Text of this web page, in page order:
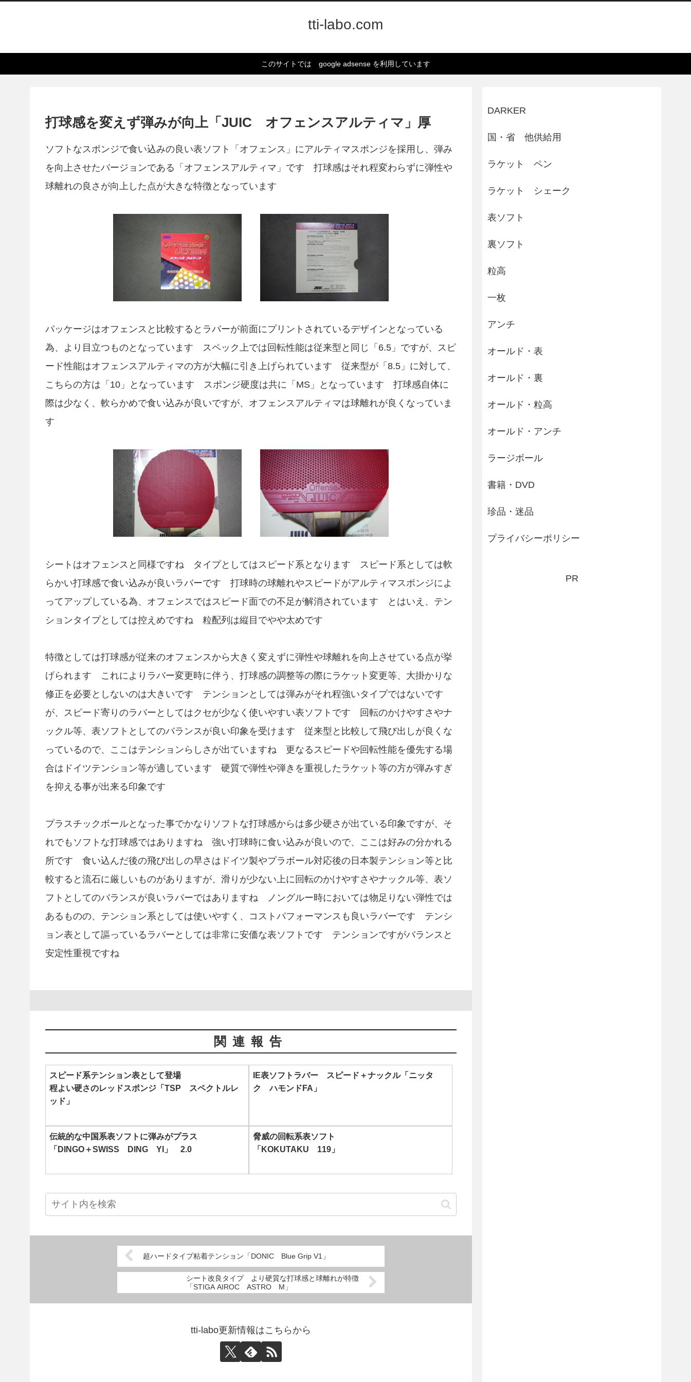
tti-labo.com
このサイトでは google adsense を利用しています
打球感を変えず弾みが向上「JUIC オフェンスアルティマ」厚
ソフトなスポンジで食い込みの良い表ソフト「オフェンス」にアルティマスポンジを採用し、弾み
を向上させたバージョンである「オフェンスアルティマ」です 打球感はそれ程変わらずに弾性や
球離れの良さが向上した点が大きな特徴となっています
パッケージはオフェンスと比較するとラバーが前面にプリントされているデザインとなっている
為、より目立つものとなっています スペック上では回転性能は従来型と同じ「6.5」ですが、スピ
ード性能はオフェンスアルティマの方が大幅に引き上げられています 従来型が「8.5」に対して、
こちらの方は「10」となっています スポンジ硬度は共に「MS」となっています 打球感自体に
際は少なく、軟らかめで食い込みが良いですが、オフェンスアルティマは球離れが良くなっていま
す
シートはオフェンスと同様ですね タイプとしてはスピード系となります スピード系としては軟
らかい打球感で食い込みが良いラバーです 打球時の球離れやスピードがアルティマスポンジによ
ってアップしている為、オフェンスではスピード面での不足が解消されています とはいえ、テン
ションタイプとしては控えめですね 粒配列は縦目でやや太めです
特徴としては打球感が従来のオフェンスから大きく変えずに弾性や球離れを向上させている点が挙
げられます これによりラバー変更時に伴う、打球感の調整等の際にラケット変更等、大掛かりな
修正を必要としないのは大きいです テンションとしては弾みがそれ程強いタイプではないです
が、スピード寄りのラバーとしてはクセが少なく使いやすい表ソフトです 回転のかけやすさやナ
ックル等、表ソフトとしてのバランスが良い印象を受けます 従来型と比較して飛び出しが良くな
っているので、ここはテンションらしさが出ていますね 更なるスピードや回転性能を優先する場
合はドイツテンション等が適しています 硬質で弾性や弾きを重視したラケット等の方が弾みすぎ
を抑える事が出来る印象です
プラスチックボールとなった事でかなりソフトな打球感からは多少硬さが出ている印象ですが、そ
れでもソフトな打球感ではありますね 強い打球時に食い込みが良いので、ここは好みの分かれる
所です 食い込んだ後の飛び出しの早さはドイツ製やプラボール対応後の日本製テンション等と比
較すると流石に厳しいものがありますが、滑りが少ない上に回転のかけやすさやナックル等、表ソ
フトとしてのバランスが良いラバーではありますね ノングルー時においては物足りない弾性では
あるものの、テンション系としては使いやすく、コストパフォーマンスも良いラバーです テンシ
ョン表として謳っているラバーとしては非常に安価な表ソフトです テンションですがバランスと
安定性重視ですね
関連報告
スピード系テンション表として登場
程よい硬さのレッドスポンジ「TSP スペクトルレ
ッド」
IE表ソフトラバー スピード＋ナックル「ニッタ
ク ハモンドFA」
伝統的な中国系表ソフトに弾みがプラス
「DINGO＋SWISS DING YI」 2.0
脅威の回転系表ソフト
「KOKUTAKU 119」
超ハードタイプ粘着テンション「DONIC Blue Grip V1」
シート改良タイプ より硬質な打球感と球離れが特徴
「STIGA AIROC ASTRO M」
tti-labo更新情報はこちらから
DARKER
国・省 他供給用
ラケット ペン
ラケット シェーク
表ソフト
裏ソフト
粒高
一枚
アンチ
オールド・表
オールド・裏
オールド・粒高
オールド・アンチ
ラージボール
書籍・DVD
珍品・迷品
プライバシーポリシー
PR